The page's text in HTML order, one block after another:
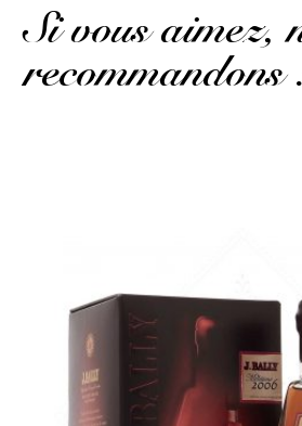
Si vous aimez,
recommandons